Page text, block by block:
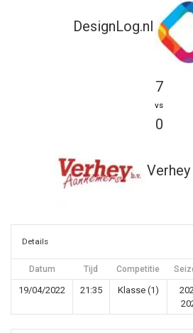
DesignLog.nl
7
vs
0
Details
Datum Tijd Competitie
19/04/2022 21:35 Klasse (1)